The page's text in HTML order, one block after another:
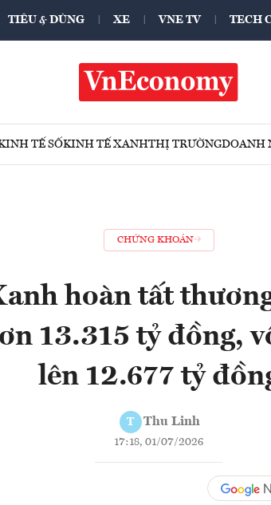
TIÊU & DÙNG XE VNE TV TECH
TẾ SỐKINH TẾ XANHTHỊ TRƯỜNGDOANH
CHỨNG KHOÁN
hoàn tất
13.315 tỷ đồng,
lên 12.677 tỷ
T Thu Linh
17:18, 01/07/2026